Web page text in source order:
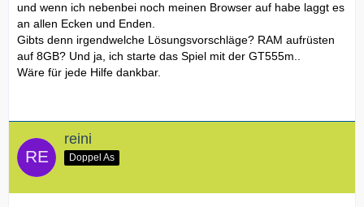
und wenn ich nebenbei noch meinen Browser auf habe laggt es
an allen Ecken und Enden.
Gibts denn irgendwelche Lösungsvorschläge? RAM aufrüsten
auf 8GB? Und ja, ich starte das Spiel mit der GT555m..
Wäre für jede Hilfe dankbar.
reini
Doppel As